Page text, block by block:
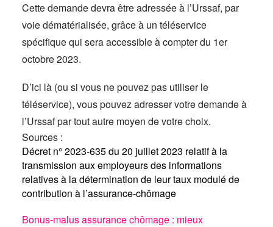
Cette demande devra être adressée à l’Urssaf, par
voie dématérialisée, grâce à un téléservice
spécifique qui sera accessible à compter du 1er
octobre 2023.
D’ici là (ou si vous ne pouvez pas utiliser le
téléservice), vous pouvez adresser votre demande à
l’Urssaf par tout autre moyen de votre choix.
Sources :
Décret n° 2023-635 du 20 juillet 2023 relatif à la
transmission aux employeurs des informations
relatives à la détermination de leur taux modulé de
contribution à l’assurance-chômage
Bonus-malus assurance chômage : mieux